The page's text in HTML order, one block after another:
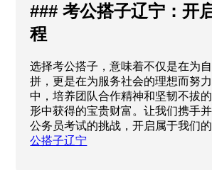
### 考公搭子辽宁：开
程
选择考公搭子，意味着不仅是在为
拼，更是在为服务社会的理想而努
中，培养团队合作精神和坚韧不拔
形中获得的宝贵财富。让我们携手
公务员考试的挑战，开启属于我们
公搭子辽宁